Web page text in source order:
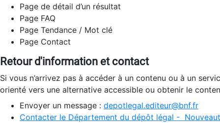
Page de détail d’un résultat
Page FAQ
Page Tendance / Mot clé
Page Contact
Retour d'information et contact
Si vous n’arrivez pas à accéder à un contenu ou à un
orienté vers une alternative accessible ou obtenir le
Envoyer un message : depotlegal.editeur@bnf.fr
Contacter le Département du dépôt légal -